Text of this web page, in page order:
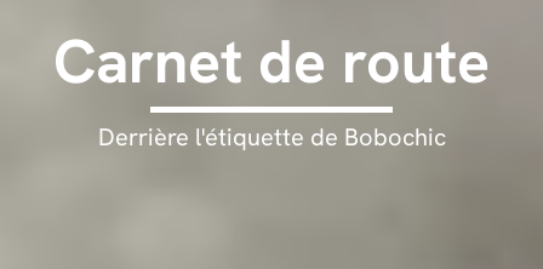
Carnet de route
Derrière l'étiquette de Bobochic